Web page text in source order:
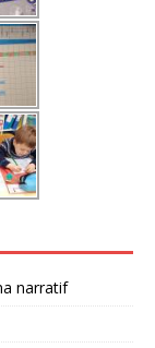
narratif